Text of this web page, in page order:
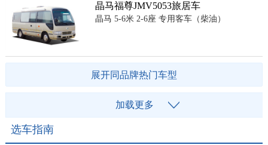
晶马福尊JMV5053旅居车
晶马 5-6米 2-6座 专用客车（柴油）
展开同品牌热门车型
加载更多
选车指南